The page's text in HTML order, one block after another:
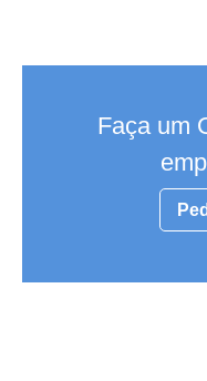
Faça um